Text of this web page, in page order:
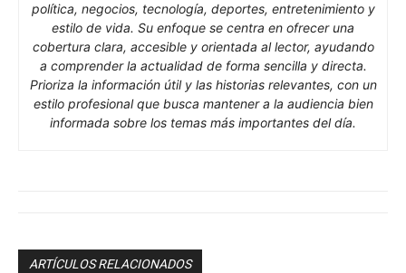
política, negocios, tecnología, deportes, entretenimiento y
estilo de vida. Su enfoque se centra en ofrecer una
cobertura clara, accesible y orientada al lector, ayudando
a comprender la actualidad de forma sencilla y directa.
Prioriza la información útil y las historias relevantes, con un
estilo profesional que busca mantener a la audiencia bien
informada sobre los temas más importantes del día.
ARTÍCULOS RELACIONADOS